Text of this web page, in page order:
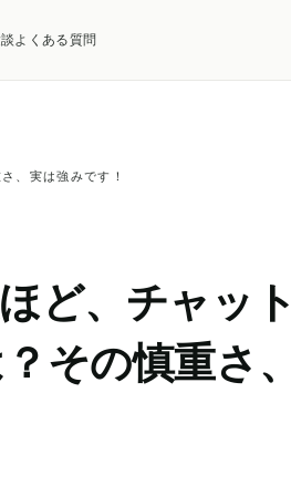
よくある質問
、実は強みです！
ど、チャット
その慎重さ、